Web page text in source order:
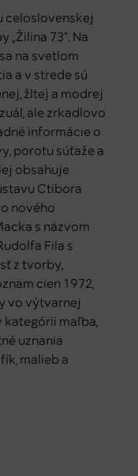
celoslovenskej
73“. Na
na svetlom
a v strede sú
žltej a modrej
ale zrkadlovo
informácie o
porotu súťaže a
obsahuje
Ctibora
nového
s názvom
Fila s
z tvorby,
cien 1972,
vo výtvarnej
kategórii maľba,
uznania
malieb a